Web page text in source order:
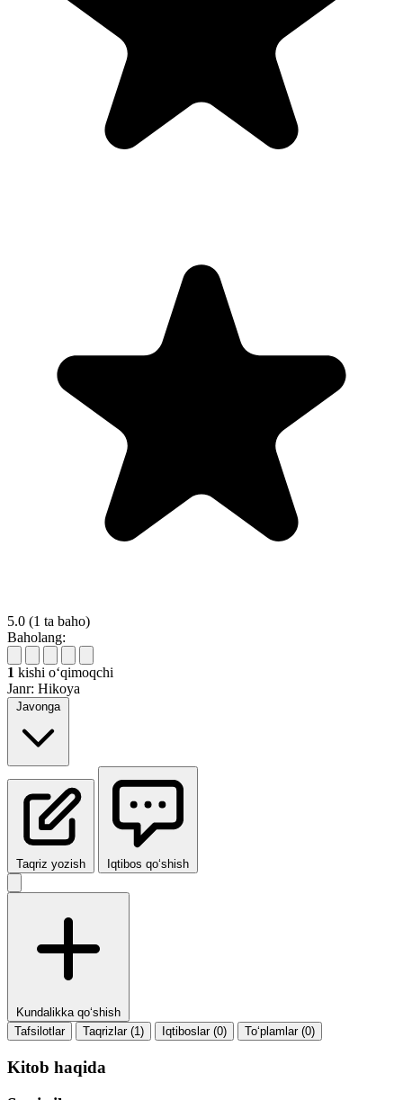
5.0 (1 ta baho)
Baholang:
1 kishi oʻqimoqchi
Janr: Hikoya
Javonga
Taqriz yozish Iqtibos qo‘shish
Kundalikka qo‘shish
Tafsilotlar
Taqrizlar (1) Iqtiboslar (0) To‘plamlar (0)
Kitob haqida